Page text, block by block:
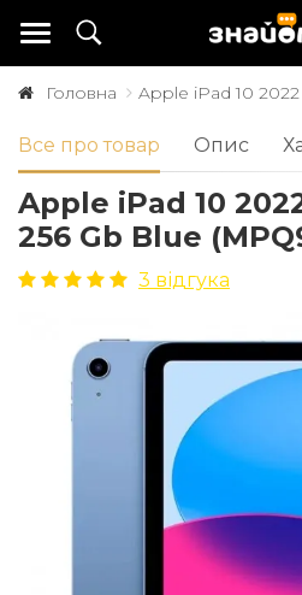
Головна Apple iPad 10
Все про товар Опис
Apple iPad 10
256 Gb Blue
3 відгука